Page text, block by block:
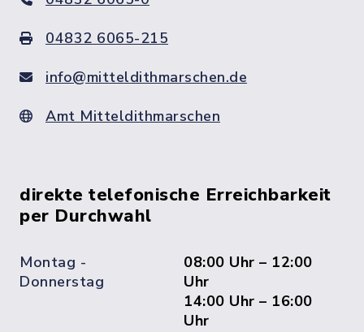
04832 6065-215
info@mitteldithmarschen.de
Amt Mitteldithmarschen
direkte telefonische Erreichbarkeit
per Durchwahl
Montag -
Donnerstag
08:00 Uhr – 12:00
Uhr
14:00 Uhr – 16:00
Uhr